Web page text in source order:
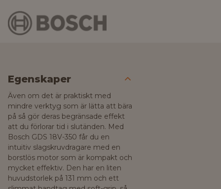
Egenskaper
Även om det är praktiskt med
mindre verktyg som är lätta att bära
på så gör deras begränsade effekt
att du förlorar tid i slutänden. Med
Bosch GDS 18V-350 får du en
intuitiv slagskruvdragare med en
borstlös motor som är kompakt och
mycket effektiv. Den har en liten
huvudstorlek på 131 mm och ett